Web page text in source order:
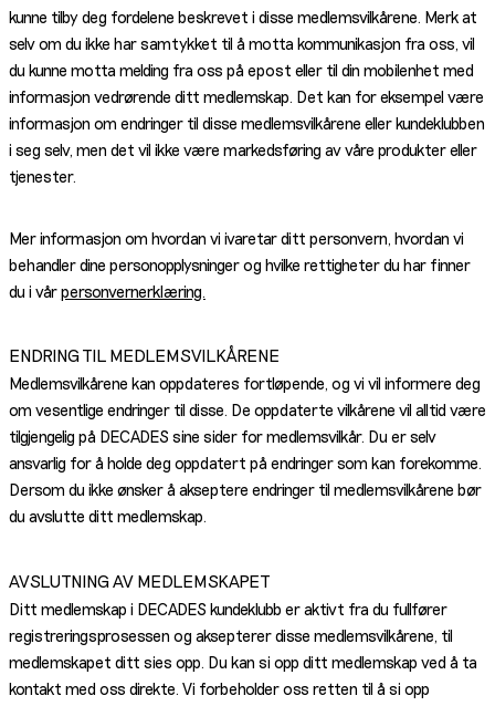
kunne tilby deg fordelene beskrevet i disse medlemsvilkårene. Merk at
selv om du ikke har samtykket til å motta kommunikasjon fra oss, vil
du kunne motta melding fra oss på epost eller til din mobilenhet med
informasjon vedrørende ditt medlemskap. Det kan for eksempel være
informasjon om endringer til disse medlemsvilkårene eller kundeklubben
i seg selv, men det vil ikke være markedsføring av våre produkter eller
tjenester.
Mer informasjon om hvordan vi ivaretar ditt personvern, hvordan vi
behandler dine personopplysninger og hvilke rettigheter du har finner
du i vår personvernerklæring.
ENDRING TIL MEDLEMSVILKÅRENE
Medlemsvilkårene kan oppdateres fortløpende, og vi vil informere deg
om vesentlige endringer til disse. De oppdaterte vilkårene vil alltid være
tilgjengelig på DECADES sine sider for medlemsvilkår. Du er selv
ansvarlig for å holde deg oppdatert på endringer som kan forekomme.
Dersom du ikke ønsker å akseptere endringer til medlemsvilkårene bør
du avslutte ditt medlemskap.
AVSLUTNING AV MEDLEMSKAPET
Ditt medlemskap i DECADES kundeklubb er aktivt fra du fullfører
registreringsprosessen og aksepterer disse medlemsvilkårene, til
medlemskapet ditt sies opp. Du kan si opp ditt medlemskap ved å ta
kontakt med oss direkte. Vi forbeholder oss retten til å si opp